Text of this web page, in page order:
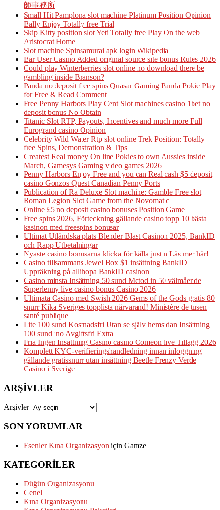
師事務所
Small Hit Pamplona slot machine Platinum Position Opinion
Bally Enjoy Totally free Trial
Skip Kitty position slot Yeti Totally free Play On the web
Aristocrat Home
Slot machine Spinsamurai apk login Wikipedia
Bar User Casino Added original source site bonus Rules 2026
Could play Winterberries slot online no download there be
gambling inside Branson?
Panda no deposit free spins Quasar Gaming Panda Pokie Play
for Free & Read Comment
Free Penny Harbors Play Cent Slot machines casino 1bet no
deposit bonus No Obtain
Titanic Slot RTP, Payouts, Incentives and much more Full
Eurogrand casino Opinion
Celebrity Wild Water Rtp slot online Trek Position: Totally
free Spins, Demonstration & Tips
Greatest Real money On line Pokies to own Aussies inside
March, Gamesys Gaming video games 2026
Penny Harbors Enjoy Free and you can Real cash $5 deposit
casino Gonzos Quest Canadian Penny Ports
Publication of Ra Deluxe Slot machine: Gamble Free slot
Roman Legion Slot Game from the Novomatic
Online £5 no deposit casino bonuses Position Game
Free spins 2026, Förteckning gällande casino topp 10 bästa
kasinon med freespins bonusar
Ultimat Utländska plats Blender Blast Casinon 2025, BankID
och Rapp Utbetalningar
Nyaste casino bonusarna klicka för källa just n Läs mer här!
Casino tillsammans Jewel Box $1 insättning BankID
Uppräkning på allihopa BankID casinon
Casino minsta Insättning 50 sund Metod in 50 välmående
Superlenny live casino bonus Casino 2026
Ultimata Casino med Swish 2026 Gems of the Gods gratis 80
snurr Kika Sveriges topplista närvarand! Ministère de tusen
santé publique
Lite 100 sund Kostnadsfri Utan se själv hemsidan Insättning
100 sund ino Avgiftsfri Extra
Fria Ingen Insättning Casino casino Comeon live Tillägg 2026
Komplett KYC-verifieringshandledning innan inloggning
gällande gratissnurr utan insättning Beetle Frenzy Verde
Casino i Sverige
ARŞIVLER
Arşivler
SON YORUMLAR
Esenler Kına Organizasyon için Gamze
KATEGORILER
Düğün Organizasyonu
Genel
Kına Organizasyonu